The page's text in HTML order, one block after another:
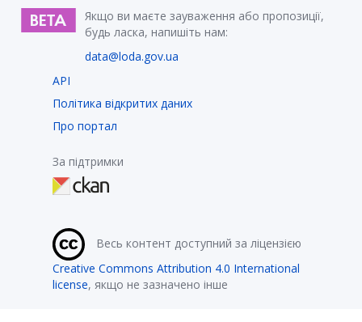
Якщо ви маєте зауваження або пропозиції,
будь ласка, напишіть нам:
data@loda.gov.ua
API
Політика відкритих даних
Про портал
За підтримки
Весь контент доступний за ліцензією
Creative Commons Attribution 4.0 International
license, якщо не зазначено інше